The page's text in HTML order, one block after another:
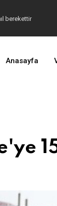
berekettir
çözüm
Anasayfa